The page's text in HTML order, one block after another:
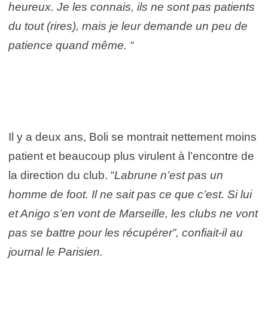
heureux. Je les connais, ils ne sont pas patients
du tout (rires), mais je leur demande un peu de
patience quand même. “
Il y a deux ans, Boli se montrait nettement moins
patient et beaucoup plus virulent à l’encontre de
la direction du club. “Labrune n’est pas un
homme de foot. Il ne sait pas ce que c’est. Si lui
et Anigo s’en vont de Marseille, les clubs ne vont
pas se battre pour les récupérer”, confiait-il au
journal le Parisien.